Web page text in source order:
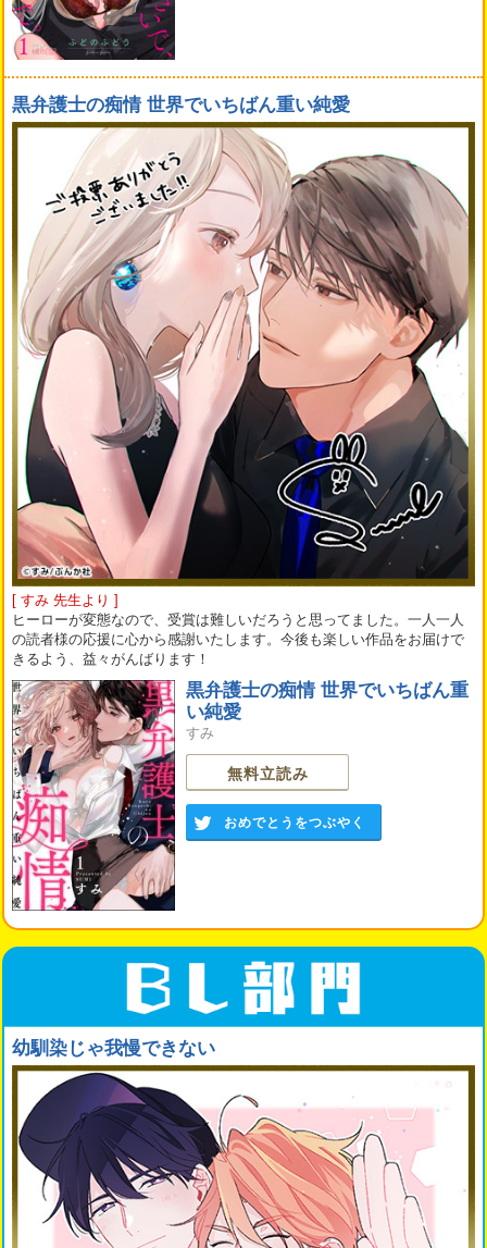
黒弁護士の痴情 世界でいちばん重い純愛
[ すみ 先生より ]
ヒーローが変態なので、受賞は難しいだろうと思ってました。一人一人
の読者様の応援に心から感謝いたします。今後も楽しい作品をお届けで
きるよう、益々がんばります！
黒弁護士の痴情 世界でいちばん重
い純愛
すみ
無料立読み
おめでとうをつぶやく
幼馴染じゃ我慢できない